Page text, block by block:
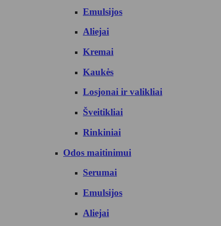
Emulsijos
Aliejai
Kremai
Kaukės
Losjonai ir valikliai
Šveitikliai
Rinkiniai
Odos maitinimui
Serumai
Emulsijos
Aliejai